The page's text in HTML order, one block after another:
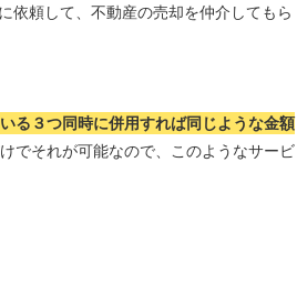
依頼して、不動産の売却を仲介してもら
る３つ同時に併用すれば同じような金額
でそれが可能なので、このようなサービ